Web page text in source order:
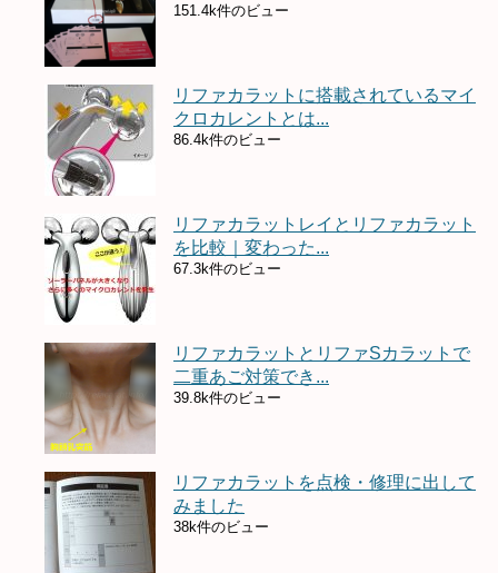
151.4k件のビュー
リファカラットに搭載されているマイ
クロカレントとは...
86.4k件のビュー
リファカラットレイとリファカラット
を比較｜変わった...
67.3k件のビュー
リファカラットとリファSカラットで
二重あご対策でき...
39.8k件のビュー
リファカラットを点検・修理に出して
みました
38k件のビュー